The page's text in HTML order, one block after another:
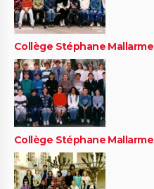
Collège Stéphane Mallarme
Collège Stéphane Mallarme